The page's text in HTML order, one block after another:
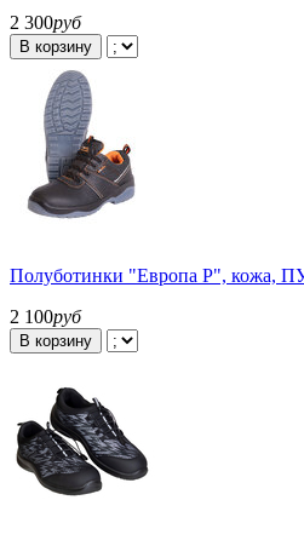
2 300руб
В корзину
Полуботинки "Европа Р", кожа,
2 100руб
В корзину